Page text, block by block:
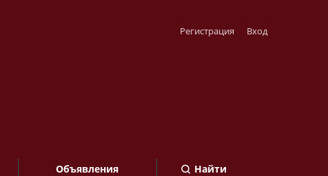
Регистрация Вход
Объявления Найти